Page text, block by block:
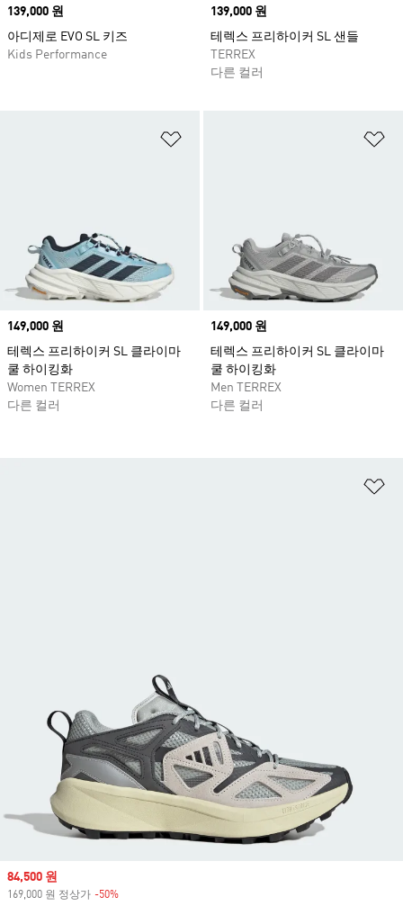
Price
139,000 원
아디제로 EVO SL 키즈
Kids Performance
Price
139,000 원
테렉스 프리하이커 SL 샌들
TERREX
다른 컬러
Price
149,000 원
테렉스 프리하이커 SL 클라이마
쿨 하이킹화
Women TERREX
다른 컬러
Price
149,000 원
테렉스 프리하이커 SL 클라이마
쿨 하이킹화
Men TERREX
다른 컬러
Sale price
84,500 원
169,000 원 정상가 -50%